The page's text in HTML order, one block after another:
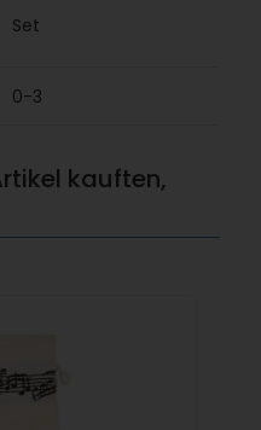
Set
0-3
kauften,